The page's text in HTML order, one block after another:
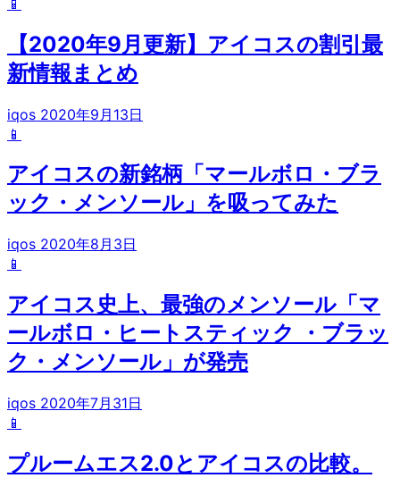
【2020年9月更新】アイコスの割引最
新情報まとめ
iqos 2020年9月13日
📱
アイコスの新銘柄「マールボロ・ブラ
ック・メンソール」を吸ってみた
iqos 2020年8月3日
📱
アイコス史上、最強のメンソール「マ
ールボロ・ヒートスティック ・ブラッ
ク・メンソール」が発売
iqos 2020年7月31日
📱
プルームエス2.0とアイコスの比較。